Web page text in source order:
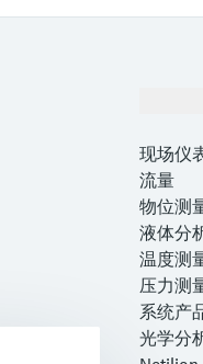
现场仪
流量
物位测
液体分
温度测
压力测
系统产
光学分